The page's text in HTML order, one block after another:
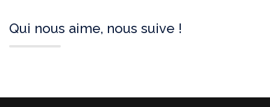
Qui nous aime, nous suive !